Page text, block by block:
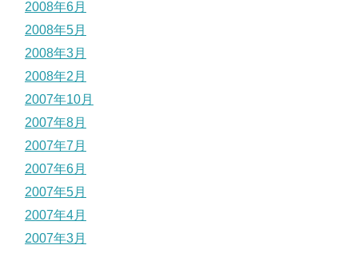
2008年6月
2008年5月
2008年3月
2008年2月
2007年10月
2007年8月
2007年7月
2007年6月
2007年5月
2007年4月
2007年3月